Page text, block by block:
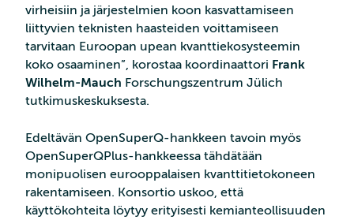
virheisiin ja järjestelmien koon kasvattamiseen
liittyvien teknisten haasteiden voittamiseen
tarvitaan Euroopan upean kvanttiekosysteemin
koko osaaminen”, korostaa koordinaattori Frank
Wilhelm-Mauch Forschungszentrum Jülich
tutkimuskeskuksesta.
Edeltävän OpenSuperQ-hankkeen tavoin myös
OpenSuperQPlus-hankkeessa tähdätään
monipuolisen eurooppalaisen kvanttitietokoneen
rakentamiseen. Konsortio uskoo, että
käyttökohteita löytyy erityisesti kemianteollisuuden